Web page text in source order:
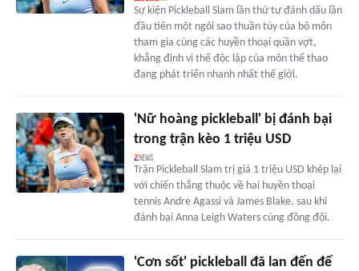
Sự kiện Pickleball Slam lần thứ tư đánh dấu lần
đầu tiên một ngôi sao thuần túy của bộ môn
tham gia cùng các huyền thoại quần vợt,
khẳng định vị thế độc lập của môn thể thao
đang phát triển nhanh nhất thế giới.
'Nữ hoàng pickleball' bị đánh bại
trong trận kèo 1 triệu USD
Trận Pickleball Slam trị giá 1 triệu USD khép lại
với chiến thắng thuộc về hai huyền thoại
tennis Andre Agassi và James Blake, sau khi
đánh bại Anna Leigh Waters cùng đồng đội.
'Cơn sốt' pickleball đã lan đến đế